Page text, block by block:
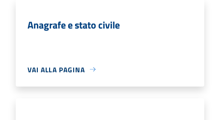
Anagrafe e stato civile
VAI ALLA PAGINA